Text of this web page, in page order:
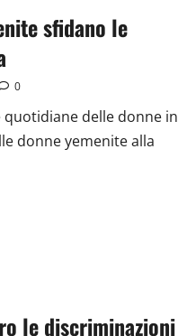
sfidano le
0
quotidiane delle donne in
donne yemenite alla
le discriminazioni